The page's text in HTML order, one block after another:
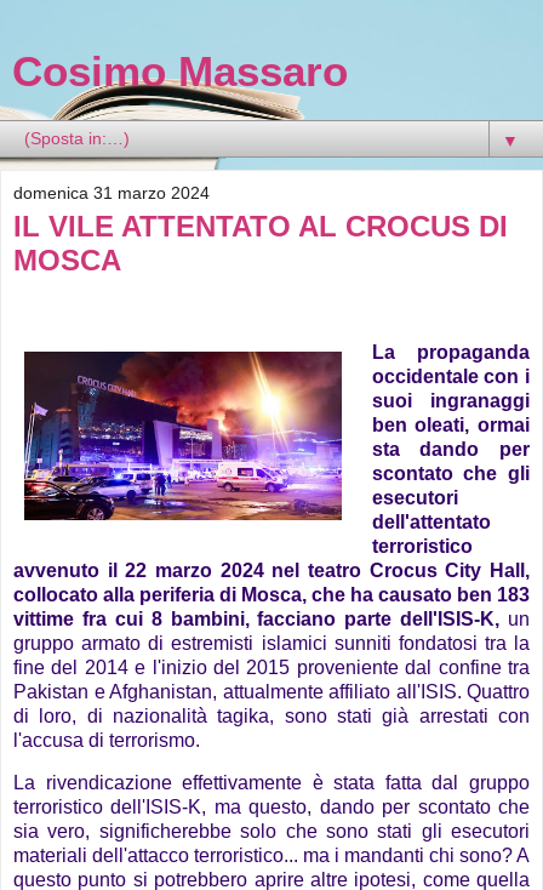
Cosimo Massaro
▼
domenica 31 marzo 2024
IL VILE ATTENTATO AL CROCUS DI
MOSCA
La propaganda
occidentale con i
suoi ingranaggi
ben oleati, ormai
sta dando per
scontato che gli
esecutori
dell'attentato
terroristico
avvenuto il 22 marzo 2024 nel teatro Crocus City Hall,
collocato alla periferia di Mosca, che ha causato ben 183
vittime fra cui 8 bambini, facciano parte dell'ISIS-K, un
gruppo armato di estremisti islamici sunniti fondatosi tra la
fine del 2014 e l'inizio del 2015 proveniente dal confine tra
Pakistan e Afghanistan, attualmente affiliato all'ISIS. Quattro
di loro, di nazionalità tagika, sono stati già arrestati con
l'accusa di terrorismo.
La rivendicazione effettivamente è stata fatta dal gruppo
terroristico dell'ISIS-K, ma questo, dando per scontato che
sia vero, significherebbe solo che sono stati gli esecutori
materiali dell'attacco terroristico... ma i mandanti chi sono? A
questo punto si potrebbero aprire altre ipotesi, come quella